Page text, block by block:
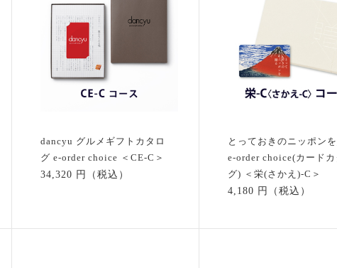
dancyu グルメギフトカタロ
グ e-order choice ＜CE-C＞
34,320 円（税込）
とっておきのニッポン
e-order choice(カードカ
グ) ＜栄(さかえ)-C＞
4,180 円（税込）